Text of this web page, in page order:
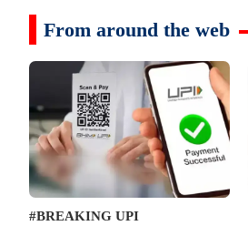
From around the web
#BREAKING UPI